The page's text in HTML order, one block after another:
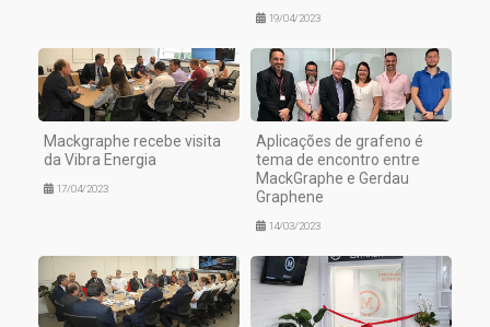
19/04/2023
Mackgraphe recebe visita
da Vibra Energia
17/04/2023
Aplicações de grafeno é
tema de encontro entre
MackGraphe e Gerdau
Graphene
14/03/2023